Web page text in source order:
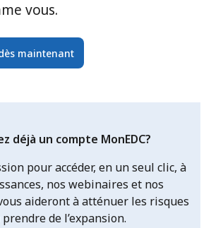
vous.
maintenant
déjà un compte MonEDC?
pour accéder, en un seul clic, à
nos webinaires et nos
aideront à atténuer les risques
de l’expansion.